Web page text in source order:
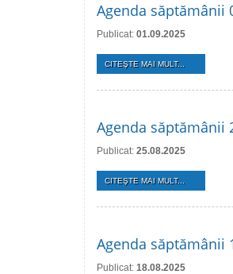
Agenda săptămânii
Publicat: 01.09.2025
CITEŞTE MAI MULT...
Agenda săptămânii
Publicat: 25.08.2025
CITEŞTE MAI MULT...
Agenda săptămânii
Publicat: 18.08.2025